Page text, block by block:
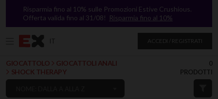
Risparmia fino al 10% sulle Promozioni Estive Crushious.
Offerta valida fino al 31/08! Risparmia fino al 10%
IT ACCEDI / REGISTRATI
GIOCATTOLO
GIOCATTOLI ANALI
SHOCK THERAPY
0
PRODOTTI